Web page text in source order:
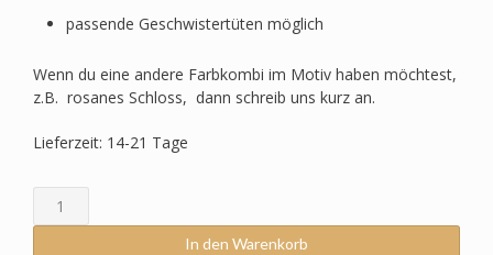
passende Geschwistertüten möglich
Wenn du eine andere Farbkombi im Motiv haben möchtest,
z.B. rosanes Schloss, dann schreib uns kurz an.
Lieferzeit: 14-21 Tage
Schultüte
passend
In den Warenkorb